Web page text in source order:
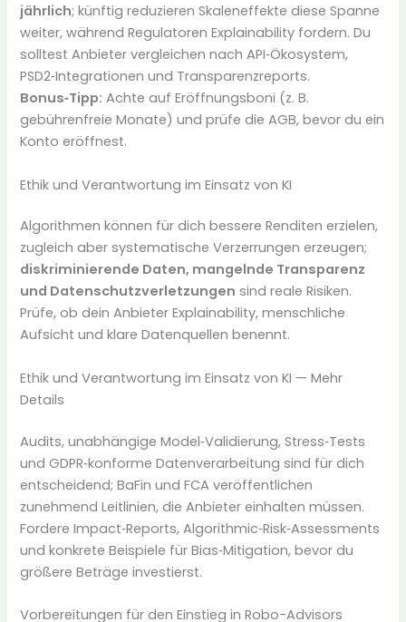
jährlich; künftig reduzieren Skaleneffekte diese Spanne
weiter, während Regulatoren Explainability fordern. Du
solltest Anbieter vergleichen nach API‑Ökosystem,
PSD2‑Integrationen und Transparenzreports.
Bonus‑Tipp: Achte auf Eröffnungsboni (z. B.
gebührenfreie Monate) und prüfe die AGB, bevor du ein
Konto eröffnest.
Ethik und Verantwortung im Einsatz von KI
Algorithmen können für dich bessere Renditen erzielen,
zugleich aber systematische Verzerrungen erzeugen;
diskriminierende Daten, mangelnde Transparenz
und Datenschutzverletzungen sind reale Risiken.
Prüfe, ob dein Anbieter Explainability, menschliche
Aufsicht und klare Datenquellen benennt.
Ethik und Verantwortung im Einsatz von KI — Mehr
Details
Audits, unabhängige Model‑Validierung, Stress‑Tests
und GDPR‑konforme Datenverarbeitung sind für dich
entscheidend; BaFin und FCA veröffentlichen
zunehmend Leitlinien, die Anbieter einhalten müssen.
Fordere Impact‑Reports, Algorithmic‑Risk‑Assessments
und konkrete Beispiele für Bias‑Mitigation, bevor du
größere Beträge investierst.
Vorbereitungen für den Einstieg in Robo-Advisors